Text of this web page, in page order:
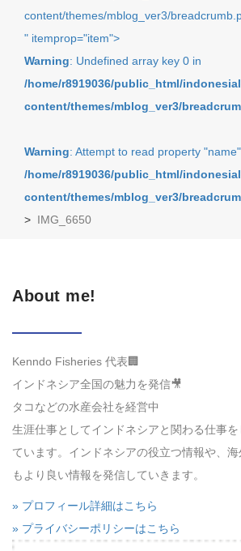
content/themes/mblog_ver3/
" itemprop="item">
Warning: Undefined array key 0 in
/home/r8919036/public_html/
content/themes/mblog_ver3/
Warning: Attempt to read property
/home/r8919036/public_html/
content/themes/mblog_ver3/
> IMG_6650
About me!
Kenndo Fisheries 代表🏢
インドネシア全国の魅力を発信🎥
タコなどの水産会社を経営中
生涯仕事としてインドネシアと関わる仕事
ています。インドネシアの役立つ情報や、
もより良い情報を発信していきます。
» プロフィール詳細はこちら
» プライバシーポリシーはこちら